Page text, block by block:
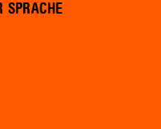
SPRACHE